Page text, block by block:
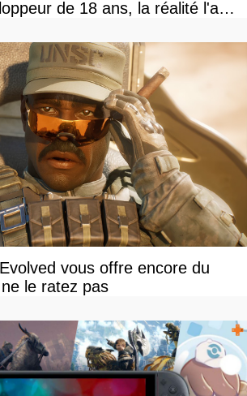
de 18 ans, la réalité l'a
vous offre encore du
le ratez pas